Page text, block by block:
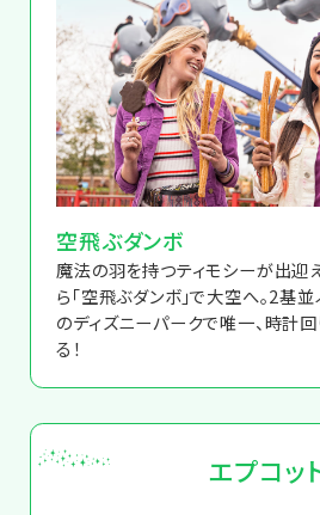
空飛ぶダンボ
魔法の羽を持つティモシーが出迎
ら「空飛ぶダンボ」で大空へ。2基
のディズニーパークで唯一、時計
る！
エプコッ